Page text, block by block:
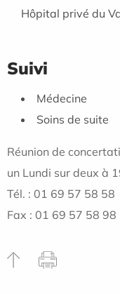
Hôpital privé du
Suivi
Médecine
Soins de suite
Réunion de
un Lundi sur deux à
Tél. : 01 69 57 58 58
Fax : 01 69 57 58 98